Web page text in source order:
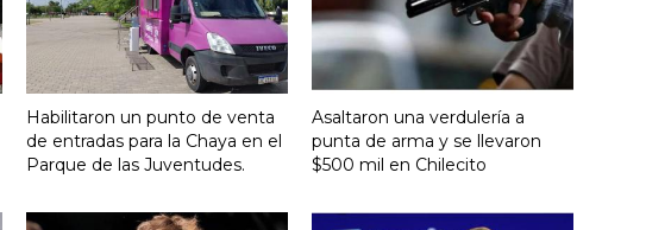
Habilitaron un punto de venta
de entradas para la Chaya en el
Parque de las Juventudes.
Asaltaron una verdulería a
punta de arma y se llevaron
$500 mil en Chilecito